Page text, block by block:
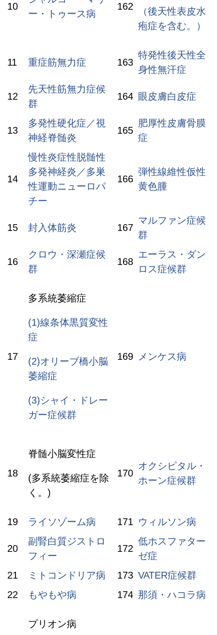
10
ー・トゥース病
162
（後天性表皮水
疱症を含む。）
11 重症筋無力症 163
特発性後天性全
身性無汗症
12
先天性筋無力症候
群
164 眼皮膚白皮症
13
多発性硬化症／視
神経脊髄炎
165
肥厚性皮膚骨膜
症
14
慢性炎症性脱髄性
多発神経炎／多巣
性運動ニューロパ
チー
166
弾性線維性仮性
黄色腫
15 封入体筋炎 167
マルファン症候
群
16
クロウ・深瀬症候
群
168
エーラス・ダン
ロス症候群
17
多系統萎縮症
(1)線条体黒質変性
症
(2)オリーブ橋小脳
萎縮症
(3)シャイ・ドレー
ガー症候群
169 メンケス病
18
脊髄小脳変性症
(多系統萎縮症を除
く。)
170
オクシピタル・
ホーン症候群
19 ライソゾーム病 171 ウィルソン病
20
副腎白質ジストロ
フィー
172
低ホスファター
ゼ症
21
ミトコンドリア病 173 VATER症候群
22
もやもや病 174 那須・ハコラ病
プリオン病